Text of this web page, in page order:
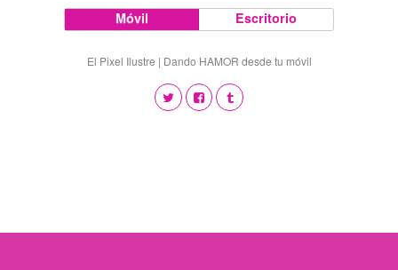
Móvil Escritorio
El Pixel Ilustre | Dando HAMOR desde tu móvil